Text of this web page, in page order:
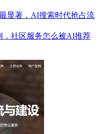
显著，AI搜索时代抢占流
，社区服务怎么被AI推荐